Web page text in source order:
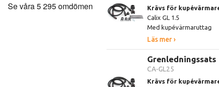
Krävs för
Calix GL 1.5
Med kupévärmaruttag
Läs mer ›
Grenledningssats
CA-GL25
Krävs för